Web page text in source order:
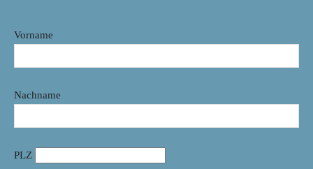
Vorname
Nachname
PLZ